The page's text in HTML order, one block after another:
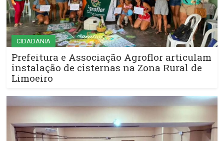
CIDADANIA
Prefeitura e Associação Agroflor articulam
instalação de cisternas na Zona Rural de
Limoeiro